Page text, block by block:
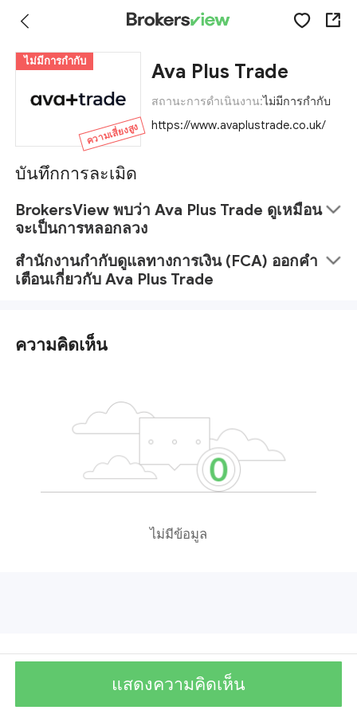
ไม่มีการกำกับ
ความเสี่ยงสูง
Ava Plus Trade
สถานะการดำเนินงาน:ไม่มีการกำกับ
https://www.avaplustrade.co.uk/
บันทึกการละเมิด
BrokersView พบว่า Ava Plus Trade ดูเหมือน
จะเป็นการหลอกลวง
สำนักงานกำกับดูแลทางการเงิน (FCA) ออกคำ
เตือนเกี่ยวกับ Ava Plus Trade
ความคิดเห็น
ไม่มีข้อมูล
แสดงความคิดเห็น